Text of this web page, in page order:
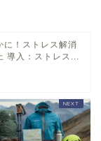
に！ストレス解消
導入：ストレス...